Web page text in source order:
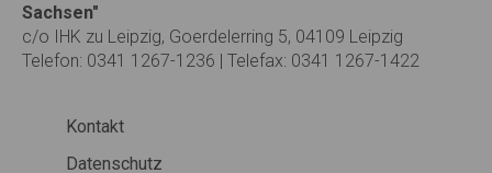
Sachsen"
c/o IHK zu Leipzig, Goerdelerring 5, 04109 Leipzig
Telefon: 0341 1267-1236 | Telefax: 0341 1267-1422
Kontakt
Datenschutz